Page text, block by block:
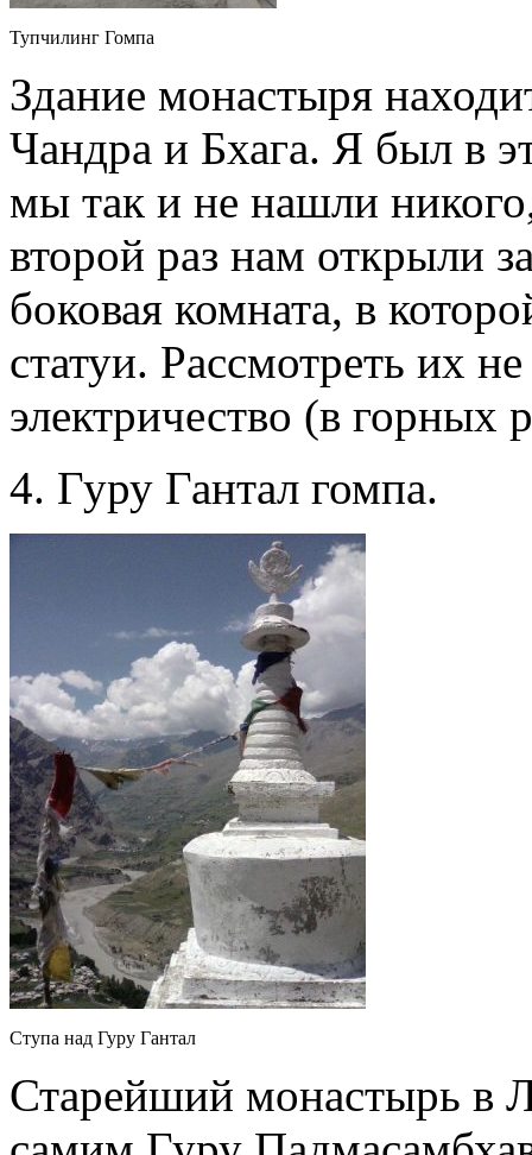
Тупчилинг Гомпа
Здание монастыря
Чандра и Бхага. Я был в
мы так и не нашли
второй раз нам открыли
боковая комната, в
статуи. Рассмотреть их
электричество (в горных
4. Гуру Гантал гомпа.
Ступа над Гуру Гантал
Старейший монастырь в